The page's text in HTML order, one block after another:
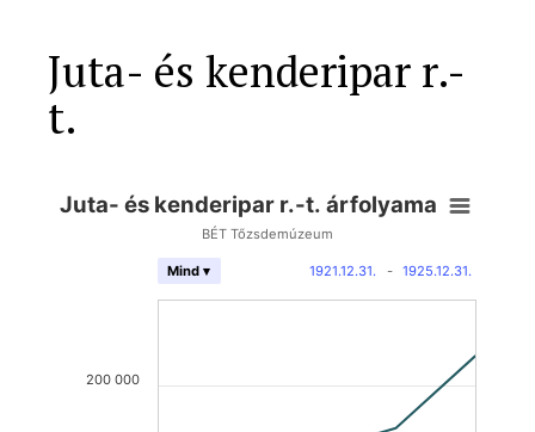
Juta- és kenderipar r.-
t.
Juta- és kenderipar r.-t. árfolyama
BÉT Tőzsdemúzeum
1921.12.31. - 1925.12.31.
Mind ▾
200 000